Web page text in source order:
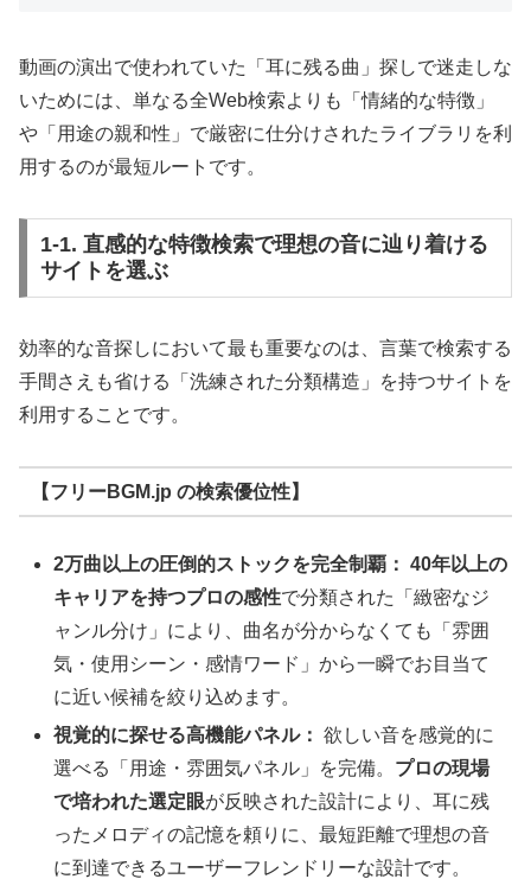
動画の演出で使われていた「耳に残る曲」探しで迷走しな
いためには、単なる全Web検索よりも「情緒的な特徴」
や「用途の親和性」で厳密に仕分けされたライブラリを利
用するのが最短ルートです。
1-1. 直感的な特徴検索で理想の音に辿り着ける
サイトを選ぶ
効率的な音探しにおいて最も重要なのは、言葉で検索する
手間さえも省ける「洗練された分類構造」を持つサイトを
利用することです。
【フリーBGM.jp の検索優位性】
2万曲以上の圧倒的ストックを完全制覇： 40年以上の
キャリアを持つプロの感性で分類された「緻密なジ
ャンル分け」により、曲名が分からなくても「雰囲
気・使用シーン・感情ワード」から一瞬でお目当て
に近い候補を絞り込めます。
視覚的に探せる高機能パネル： 欲しい音を感覚的に
選べる「用途・雰囲気パネル」を完備。 プロの現場
で培われた選定眼が反映された設計により、耳に残
ったメロディの記憶を頼りに、最短距離で理想の音
に到達できるユーザーフレンドリーな設計です。